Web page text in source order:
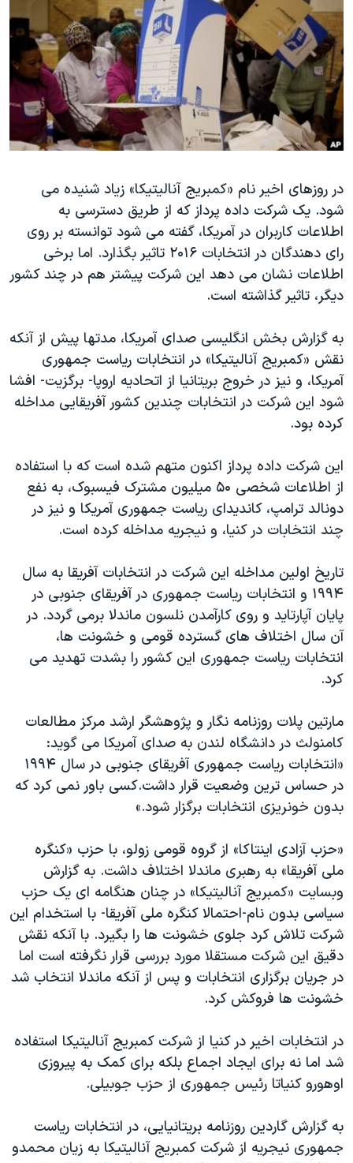
فرهنگ و زندگی
حقوق شهروندی
اقتصادی
علم و فناوری
اسرائیل در جنگ
آرشیو پخش زنده
مستندها
انتخابات ریاست جمهوری آمریکا ۲۰۲۴
حمله جمهوری اسلامی به اسرائیل
رمز مهسا
ورزش زنان در ایران
مجموعه مستندهای دادخواهی
تریبونال مردمی آبان ۹۸
دادگاه حمید نوری
چهل سال گروگان‌گیری
قانون شفافیت دارائی کادر رهبری ایران
اسرائیل در جنگ
نرگس محمدی برنده جایزه نوبل صلح
همایش محافظه‌کاران آمریکا «سی‌پک»
سفر پرزیدنت ترامپ به چین
دنبال کنید
زبانهای مختلف
در روزهای اخیر نام «کمبریج آنالیتیکا» زیاد شنیده می
شود. یک شرکت داده پرداز که از طریق دسترسی به
اطلاعات کاربران در آمریکا، گفته می شود توانسته بر روی
رای دهندگان در انتخابات ۲۰۱۶ تاثیر بگذارد. اما برخی
اطلاعات نشان می دهد این شرکت پیشتر هم در چند کشور
دیگر، تاثیر گذاشته است.
به گزارش بخش انگلیسی صدای آمریکا، مدتها پیش از آنکه
نقش «کمبریج آنالیتیکا» در انتخابات ریاست جمهوری
آمریکا، و نیز در خروج بریتانیا از اتحادیه اروپا- برگزیت- افشا
شود این شرکت در انتخابات چندین کشور آفریقایی مداخله
کرده بود.
این شرکت داده پرداز اکنون متهم شده است که با استفاده
از اطلاعات شخصی ۵۰ میلیون مشترک فیسبوک، به نفع
دونالد ترامپ، کاندیدای ریاست جمهوری آمریکا و نیز در
چند انتخابات در کنیا، و نیجریه مداخله کرده است.
تاریخ اولین مداخله این شرکت در انتخابات آفریقا به سال
۱۹۹۴ و انتخابات ریاست جمهوری در آفریقای جنوبی در
پایان آپارتاید و روی کارآمدن نلسون ماندلا برمی گردد. در
آن سال اختلاف های گسترده قومی و خشونت ها،
انتخابات ریاست جمهوری این کشور را بشدت تهدید می
کرد.
مارتین پلات روزنامه نگار و پژوهشگر ارشد مرکز مطالعات
کامنولث در دانشگاه لندن به صدای آمریکا می گوید:
«انتخابات ریاست جمهوری آفریقای جنوبی در سال ۱۹۹۴
در حساس ترین وضعیت قرار داشت.کسی باور نمی کرد که
بدون خونریزی انتخابات برگزار شود.»
«حزب آزادی اینتاکا» از گروه قومی زولو، با حزب «کنگره
ملی آفریقا» به رهبری ماندلا اختلاف داشت. به گزارش
وبسایت «کمبریج آنالیتیکا» در چنان هنگامه ای یک حزب
سیاسی بدون نام-احتمالا کنگره ملی آفریقا- با استخدام این
شرکت تلاش کرد جلوی خشونت ها را بگیرد. با آنکه نقش
دقیق این شرکت مستقلا مورد بررسی قرار نگرفته است اما
در جریان برگزاری انتخابات و پس از آنکه ماندلا انتخاب شد
خشونت ها فروکش کرد.
در انتخابات اخیر در کنیا از شرکت کمبریج آنالیتیکا استفاده
شد اما نه برای ایجاد اجماع بلکه برای کمک به پیروزی
اوهورو کنیاتا رئیس جمهوری از حزب جوبیلی.
به گزارش گاردین روزنامه بریتانیایی، در انتخابات ریاست
جمهوری نیجریه از شرکت کمبریج آنالیتیکا به زیان محمدو